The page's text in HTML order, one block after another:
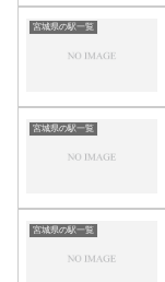
宮城県の駅一覧
宮城県の駅一覧
宮城県の駅一覧